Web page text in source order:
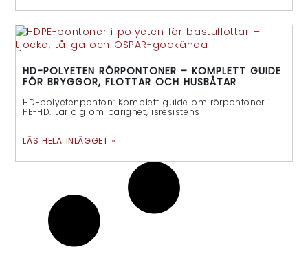
HD-POLYETEN RÖRPONTONER – KOMPLETT GUIDE
FÖR BRYGGOR, FLOTTAR OCH HUSBÅTAR
HD-polyetenponton: Komplett guide om rörpontoner i
PE-HD. Lär dig om bärighet, isresistens
LÄS HELA INLÄGGET »